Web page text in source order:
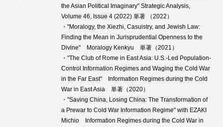
the Asian Political Imaginary" Strategic Analysis,
Volume 46, Issue 4 (2022) 単著 （2022）
・"Moralogy, the Xiezhi, Casuistry, and Jewish Law:
Finding the Mean in Jurisprudential Openness to the
Divine" Moralogy Kenkyu 単著（2021）
・"The Club of Rome in East Asia: U.S.-Led Population-
Control Information Regimes and Waging the Cold War
in the Far East" Information Regimes during the Cold
War in East Asia 単著（2020）
・"Saving China, Losing China: The Transformation of
a Prewar to Cold War Information Regime" with EZAKI
Michio Information Regimes during the Cold War in